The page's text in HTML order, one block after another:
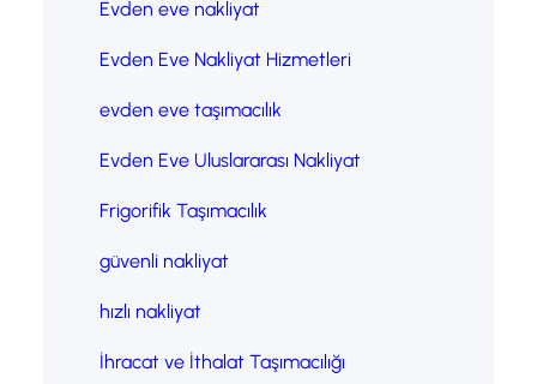
Evden eve nakliyat
Evden Eve Nakliyat Hizmetleri
evden eve taşımacılık
Evden Eve Uluslararası Nakliyat
Frigorifik Taşımacılık
güvenli nakliyat
hızlı nakliyat
İhracat ve İthalat Taşımacılığı